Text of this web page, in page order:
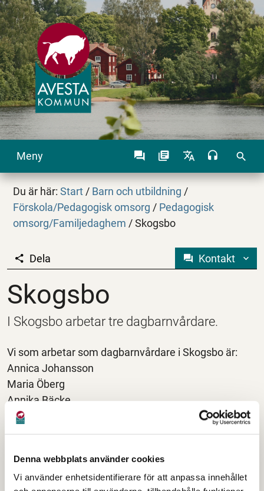
Denna webbplats använder cookies
Vi använder enhetsidentifierare för att anpassa innehållet
Meny search
Du är här:Start / Barn och utbildning /
Förskola/Pedagogisk omsorg / Pedagogisk
omsorg/Familjedaghem /Skogsbo
Skogsbo
Dela Kontakt
Skogsbo
I Skogsbo arbetar tre dagbarnvårdare.
Vi som arbetar som dagbarnvårdare i Skogsbo är:
Annica Johansson
Maria Öberg
Annika Bäcke
Vår gemensamma lokal kallas Vivan och finns på